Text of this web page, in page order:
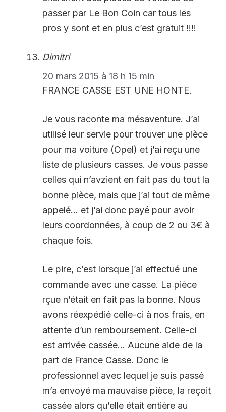
passer par Le Bon Coin car tous les
pros y sont et en plus c’est gratuit !!!!
Dimitri
20 mars 2015 à 18 h 15 min
FRANCE CASSE EST UNE HONTE.
Je vous raconte ma mésaventure. J’ai
utilisé leur servie pour trouver une pièce
pour ma voiture (Opel) et j’ai reçu une
liste de plusieurs casses. Je vous passe
celles qui n’avzient en fait pas du tout la
bonne pièce, mais que j’ai tout de même
appelé… et j’ai donc payé pour avoir
leurs coordonnées, à coup de 2 ou 3€ à
chaque fois.
Le pire, c’est lorsque j’ai effectué une
commande avec une casse. La pièce
rçue n’était en fait pas la bonne. Nous
avons réexpédié celle-ci à nos frais, en
attente d’un remboursement. Celle-ci
est arrivée cassée… Aucune aide de la
part de France Casse. Donc le
professionnel avec lequel je suis passé
m’a envoyé ma mauvaise pièce, la reçoit
cassée alors qu’elle était entière au